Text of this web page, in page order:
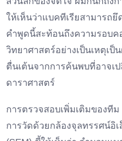
ให้เห็นว่าแบคทีเรียสามารถยึ
คำพูดนี้สะท้อนถึงความรอบค
วิทยาศาสตร์อย่างเป็นเหตุเ
ตื่นเต้นจากการค้นพบที่อาจเ
ดาราศาสตร์
การตรวจสอบเพิ่มเติมของทีม
การวัดด้วยกล้องจุลทรรศน์อิ